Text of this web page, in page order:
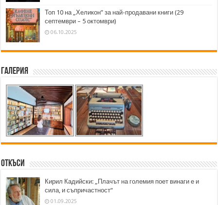
Топ 10 на „Хеликон” за най-продавани книги (29
септември – 5 октомври)
06.10.2025
Галерия
Откъси
Кирил Кадийски: „Плачът на големия поет винаги е и
сила, и съпричастност“
01.09.2025